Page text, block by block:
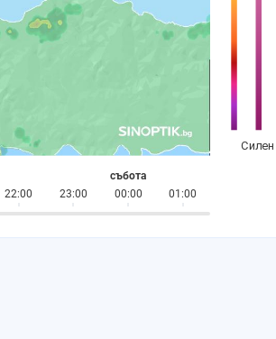
22:00 23:00 00:00
събота
01:00